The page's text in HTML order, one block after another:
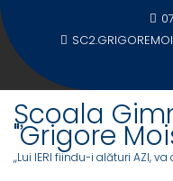
Skip
to
content
Școala
"Grigore
,,Lui IERI fiindu-i alături AZI, va